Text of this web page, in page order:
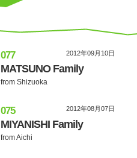
2012年09月10日
077
MATSUNO Family
from Shizuoka
2012年08月07日
075
MIYANISHI Family
from Aichi